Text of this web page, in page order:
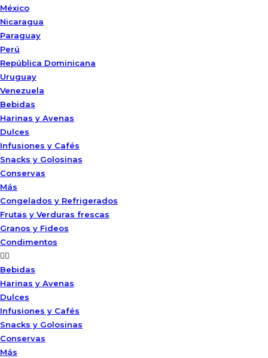
México
Nicaragua
Paraguay
Perú
República Dominicana
Uruguay
Venezuela
Bebidas
Harinas y Avenas
Dulces
Infusiones y Cafés
Snacks y Golosinas
Conservas
Más
Congelados y Refrigerados
Frutas y Verduras frescas
Granos y Fideos
Condimentos
Bebidas
Harinas y Avenas
Dulces
Infusiones y Cafés
Snacks y Golosinas
Conservas
Más